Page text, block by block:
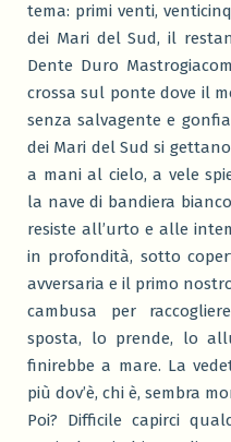
tema: primi venti,
dei Mari del Sud, il
Dente Duro
crossa sul ponte dove il
senza salvagente e
dei Mari del Sud si
a mani al cielo, a vele
la nave di bandiera
resiste all’urto e alle
in profondità, sotto
avversaria e il primo
cambusa per
sposta, lo prende, lo
finirebbe a mare. La
più dov’è, chi è, sembra
Poi? Difficile capirci